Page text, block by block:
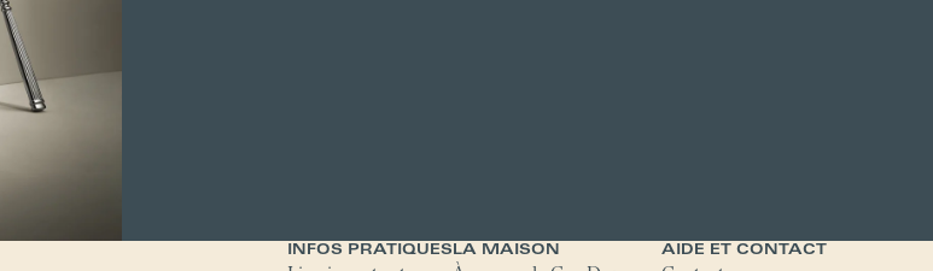
INFOS PRATIQUES LA MAISON AIDE ET CONTACT